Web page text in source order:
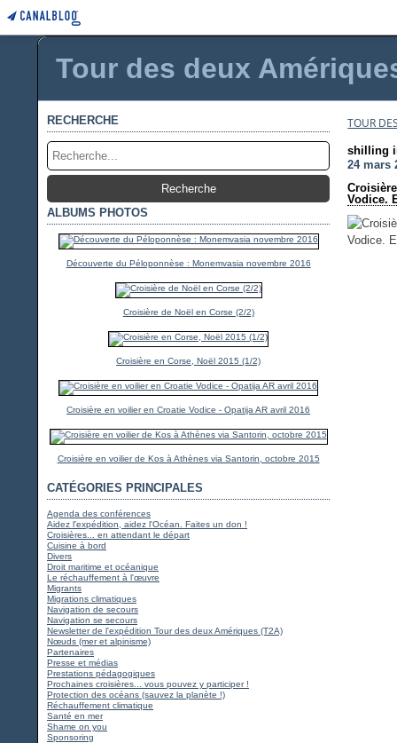
Tour des deux
RECHERCHE
ALBUMS PHOTOS
Découverte du Péloponnèse : Monemvasia novembre 2016
Croisière de Noël en Corse (2/2)
Croisière en Corse, Noël 2015 (1/2)
Croisière en voilier en Croatie Vodice - Opatija AR avril 2016
Croisière en voilier de Kos à Athènes via Santorin, octobre 2015
CATÉGORIES PRINCIPALES
Agenda des conférences
Aidez l'expédition, aidez l'Océan. Faites un don !
Croisières... en attendant le départ
Cuisine à bord
Divers
Droit maritime et océanique
Le réchauffement à l'œuvre
Migrants
Migrations climatiques
Navigation de secours
Navigation se secours
Newsletter de l'expédition Tour des deux Amériques (T2A)
Nœuds (mer et alpinisme)
Partenaires
Presse et médias
Prestations pédagogiques
Prochaines croisières... vous pouvez y participer !
Protection des océans (sauvez la planète !)
Réchauffement climatique
Santé en mer
Shame on you
Sponsoring
TOUR
shilling
24 mars
Vodice.